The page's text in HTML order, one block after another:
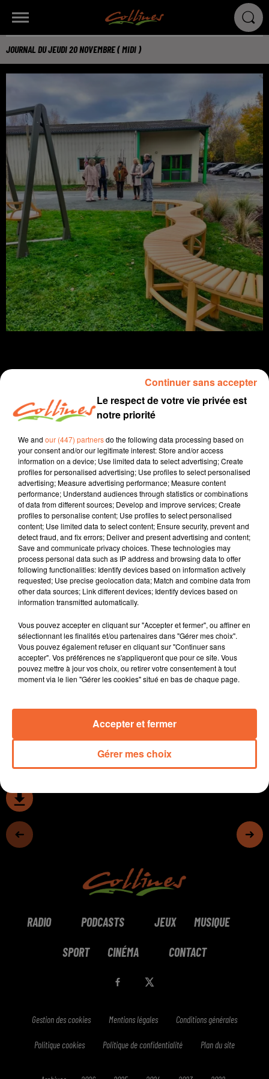
JOURNAL DU JEUDI 20 NOVEMBRE ( MIDI )
20 novembre 2025 - 14 min 12 sec
JOURNAL DU JEUDI 20 NOVEMBRE ( MIDI )
Patrice Bémanangy
L'info près de chez vous
Marchand Solutions Bois à Combrand veut accélérer le
développement de l'Escarpolette, sa gamme de
mobilier de jardin, de très grande qualité, en bois
massif ( photo ).
Le premier service hier midi pour le restaurant " Ô Fins
Gourmets " désormais installé dans le centre bourg de
La Forêt sur Sèvre.
" Food Rock D-Raille " èvenement proposé par
l'association bressuiraise " L'Assaut " alliant food truks
et concert rock le 05 décembre à Bocapole.
Brion près Thouet attend sa brigade mobile de
gendarmerie avec impatience. Le maire l'espère pour le
premier semestre 2027.
Champion's League face aux turcs de Bursaspor.
0:00 14 min 12 sec
RADIO PODCASTS JEUX MUSIQUE
SPORT CINÉMA CONTACT
Gestion des cookies Mentions légales Conditions générales
Politique cookies Politique de confidentialité Plan du site
Le respect de votre vie privée est
notre priorité
We and our (447) partnersdo the following data processing based on
your consent and/or our legitimate interest: Store and/or access
information on a device; Use limited data to select advertising; Create
profiles for personalised advertising; Use profiles to select personalised
advertising; Measure advertising performance; Measure content
performance; Understand audiences through statistics or combinations
of data from different sources; Develop and improve services; Create
profiles to personalise content; Use profiles to select personalised
content; Use limited data to select content; Ensure security, prevent and
detect fraud, and fix errors; Deliver and present advertising and content;
Save and communicate privacy choices. These technologies may
process personal data such as IP address and browsing data to offer
following functionalities: Identify devices based on information actively
requested; Use precise geolocation data; Match and combine data from
other data sources; Link different devices; Identify devices based on
information transmitted automatically.
Vous pouvez accepter en cliquant sur "Accepter et fermer", ou affiner en
sélectionnant les finalités et/ou partenaires dans "Gérer mes choix".
Vous pouvez également refuser en cliquant sur "Continuer sans
accepter". Vos préférences ne s'appliqueront que pour ce site. Vous
pouvez mettre à jour vos choix, ou retirer votre consentement à tout
moment via le lien "Gérer les cookies" situé en bas de chaque page.
Gérer mes choix
Accepter et fermer
Continuer sans accepter